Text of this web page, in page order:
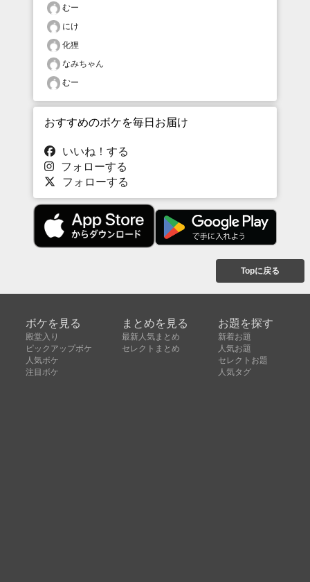
むー
にけ
化狸
なみちゃん
むー
おすすめのボケを毎日お届け
いいね！する
フォローする
フォローする
Topに戻る
ボケを見る
殿堂入り
ピックアップボケ
人気ボケ
注目ボケ
まとめを見る
最新人気まとめ
セレクトまとめ
お題を探す
新着お題
人気お題
セレクトお題
人気タグ